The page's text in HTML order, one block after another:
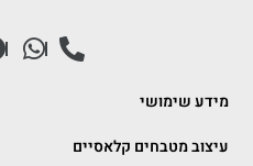
מידע שימושי
עיצוב מטבחים קלאסיים